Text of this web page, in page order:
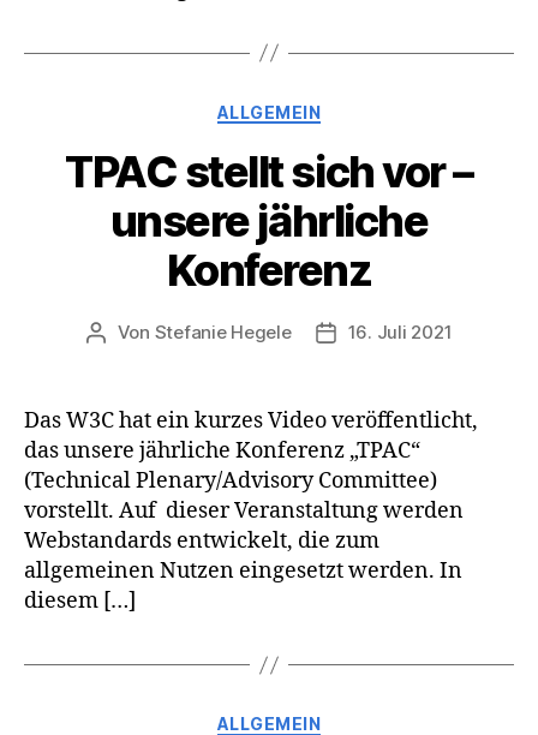
Kategorien
ALLGEMEIN
TPAC stellt sich vor –
unsere jährliche
Konferenz
Beitragsautor
Von Stefanie Hegele Veröffentlichungsdatum
16. Juli 2021
Das W3C hat ein kurzes Video veröffentlicht,
das unsere jährliche Konferenz „TPAC“
(Technical Plenary/Advisory Committee)
vorstellt. Auf dieser Veranstaltung werden
Webstandards entwickelt, die zum
allgemeinen Nutzen eingesetzt werden. In
diesem […]
Kategorien
ALLGEMEIN